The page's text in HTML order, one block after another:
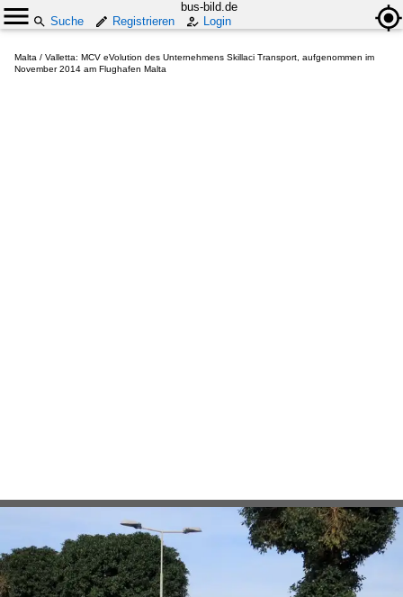
bus-bild.de
Suche
Registrieren Login
Malta / Valletta: MCV eVolution des Unternehmens Skillaci Transport, aufgenommen im
November 2014 am Flughafen Malta